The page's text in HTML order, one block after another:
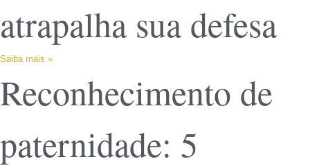
atrapalha sua defesa
Saiba mais »
Reconhecimento de
paternidade: 5